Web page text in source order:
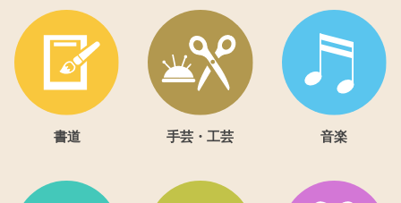
書道 手芸・工芸 音楽